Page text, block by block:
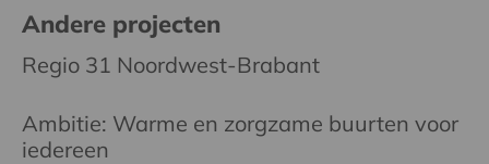
Andere projecten
Regio 31 Noordwest-Brabant
Ambitie: Warme en zorgzame buurten voor
iedereen